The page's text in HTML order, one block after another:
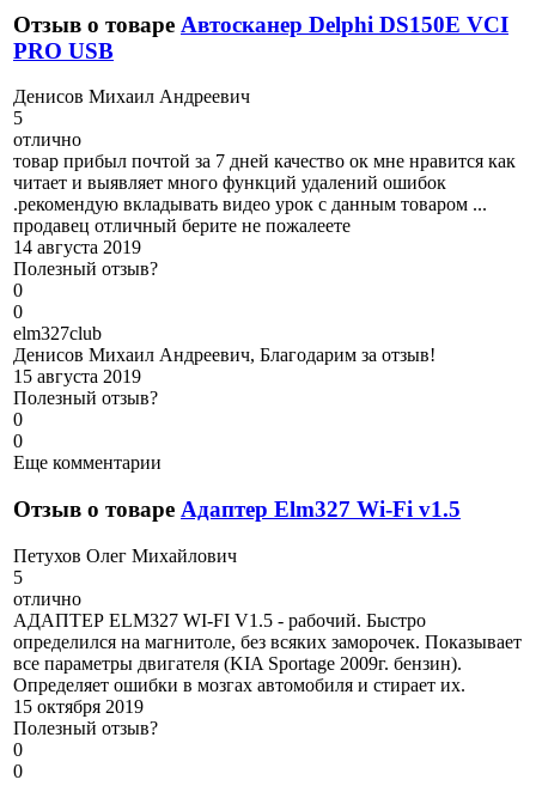
Отзыв о товаре Автосканер Delphi DS150E VCI
PRO USB
Денисов Михаил Андреевич
5
отлично
товар прибыл почтой за 7 дней качество ок мне нравится как
читает и выявляет много функций удалений ошибок
.рекомендую вкладывать видео урок с данным товаром ...
продавец отличный берите не пожалеете
14 августа 2019
Полезный отзыв?
0
0
elm327club
Денисов Михаил Андреевич, Благодарим за отзыв!
15 августа 2019
Полезный отзыв?
0
0
Еще комментарии
Отзыв о товаре Адаптер Elm327 Wi-Fi v1.5
Петухов Олег Михайлович
5
отлично
АДАПТЕР ELM327 WI-FI V1.5 - рабочий. Быстро
определился на магнитоле, без всяких заморочек. Показывает
все параметры двигателя (KIA Sportage 2009г. бензин).
Определяет ошибки в мозгах автомобиля и стирает их.
15 октября 2019
Полезный отзыв?
0
0